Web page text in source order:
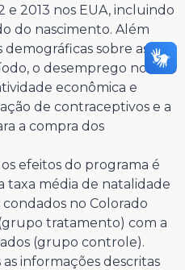
2013 nos EUA, incluindo
do nascimento. Além
demográficas sobre as
o desemprego no
econômica e
de contraceptivos e a
a compra dos
efeitos do programa é
taxa média de natalidade
no Colorado
tratamento) com a
(grupo controle).
informações descritas